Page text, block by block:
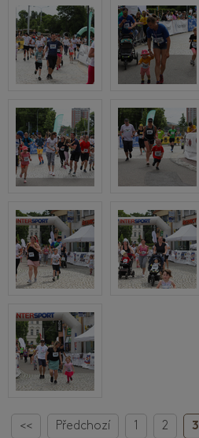
<< Předchozí 1 2 3